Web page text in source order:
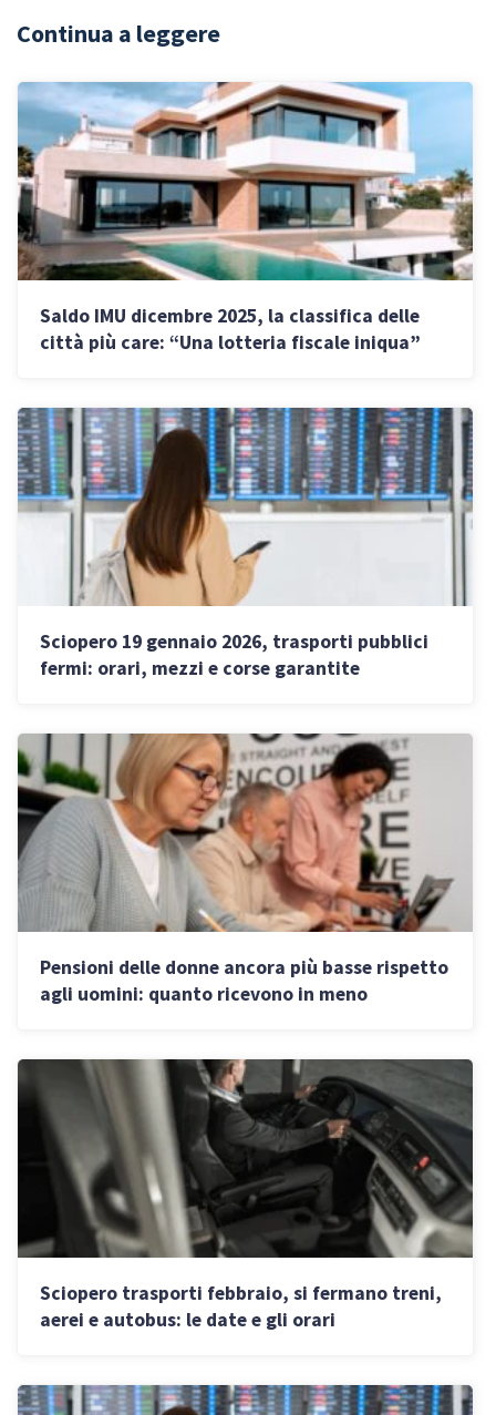
Continua a leggere
Saldo IMU dicembre 2025, la classifica delle
città più care: “Una lotteria fiscale iniqua”
Sciopero 19 gennaio 2026, trasporti pubblici
fermi: orari, mezzi e corse garantite
Pensioni delle donne ancora più basse rispetto
agli uomini: quanto ricevono in meno
Sciopero trasporti febbraio, si fermano treni,
aerei e autobus: le date e gli orari